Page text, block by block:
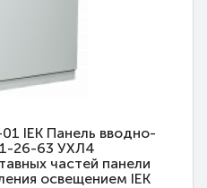
IEK Панель вводно-
26-63 УХЛ4
частей панели
освещением IEK